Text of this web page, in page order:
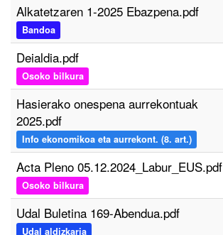
Alkatetzaren 1-2025 Ebazpena.pdf
Bandoa
Deialdia.pdf
Osoko bilkura
Hasierako onespena aurrekontuak
2025.pdf
Info ekonomikoa eta aurrekont. (8. art.)
Acta Pleno 05.12.2024_Labur_EUS.pdf
Osoko bilkura
Udal Buletina 169-Abendua.pdf
Udal aldizkaria